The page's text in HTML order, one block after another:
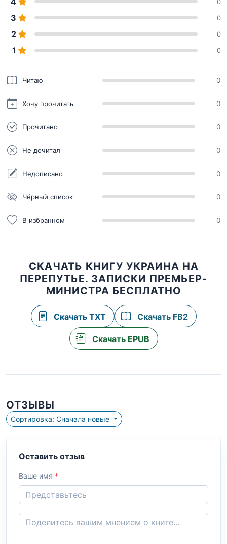
0
3 0
2 0
1 0
Читаю 0
Хочу прочитать 0
Прочитано 0
Не дочитал 0
Недописано 0
Чёрный список 0
В избранном 0
СКАЧАТЬ КНИГУ УКРАИНА НА
ПЕРЕПУТЬЕ. ЗАПИСКИ ПРЕМЬЕР-
МИНИСТРА БЕСПЛАТНО
Скачать TXT Скачать FB2
Скачать EPUB
ОТЗЫВЫ
Сортировка: Сначала новые
Оставить отзыв
Ваше имя *